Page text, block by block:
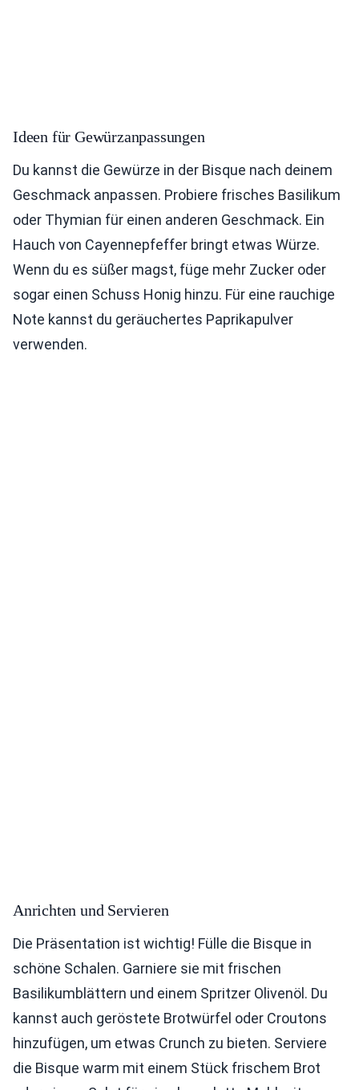
Ideen für Gewürzanpassungen
Du kannst die Gewürze in der Bisque nach deinem
Geschmack anpassen. Probiere frisches Basilikum
oder Thymian für einen anderen Geschmack. Ein
Hauch von Cayennepfeffer bringt etwas Würze.
Wenn du es süßer magst, füge mehr Zucker oder
sogar einen Schuss Honig hinzu. Für eine rauchige
Note kannst du geräuchertes Paprikapulver
verwenden.
Anrichten und Servieren
Die Präsentation ist wichtig! Fülle die Bisque in
schöne Schalen. Garniere sie mit frischen
Basilikumblättern und einem Spritzer Olivenöl. Du
kannst auch geröstete Brotwürfel oder Croutons
hinzufügen, um etwas Crunch zu bieten. Serviere
die Bisque warm mit einem Stück frischem Brot